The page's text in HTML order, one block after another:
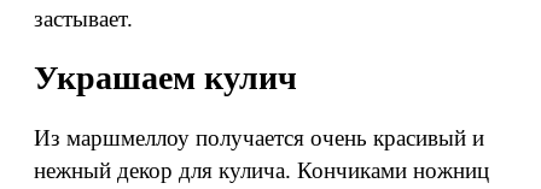
застывает.
Украшаем кулич
Из маршмеллоу получается очень красивый и
нежный декор для кулича. Кончиками ножниц